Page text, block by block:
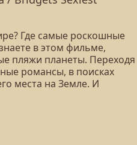
Где самые роскошные
в этом фильме,
пляжи планеты. Переходя
романсы, в поисках
места на Земле. И